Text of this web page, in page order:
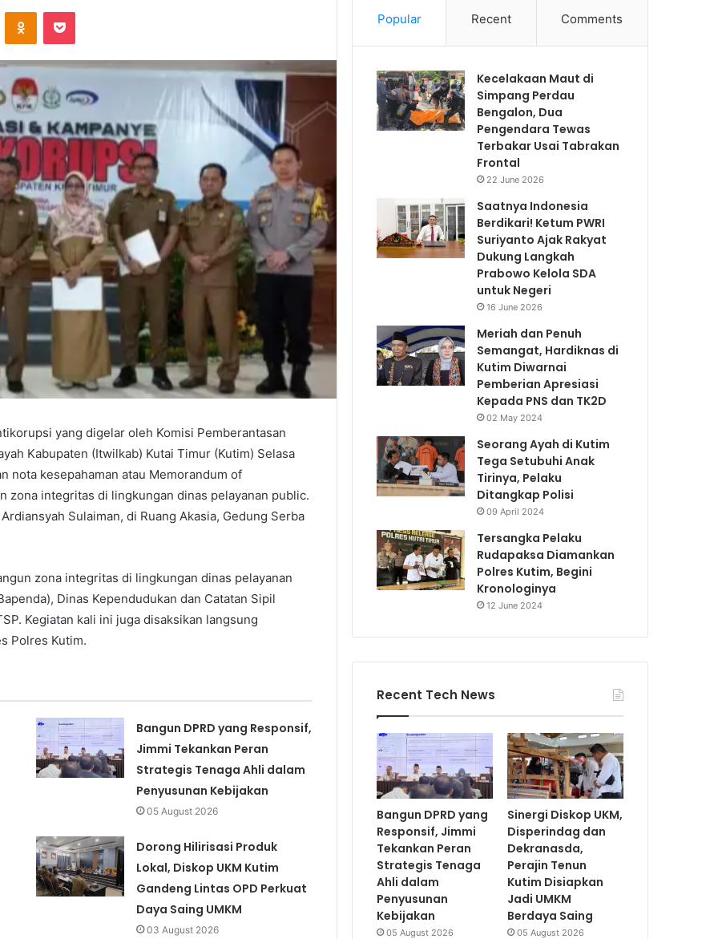
yang digelar oleh Komisi Pemberantasan
Kabupaten (Itwilkab) Kutai Timur (Kutim) Selasa
nota kesepahaman atau Memorandum of
zona integritas di lingkungan dinas pelayanan public.
Sulaiman, di Ruang Akasia, Gedung Serba
zona integritas di lingkungan dinas pelayanan
Dinas Kependudukan dan Catatan Sipil
Kegiatan kali ini juga disaksikan langsung
Polres Kutim.
Bangun DPRD yang Responsif,
Jimmi Tekankan Peran
Strategis Tenaga Ahli dalam
Penyusunan Kebijakan
05 August 2026
Dorong Hilirisasi Produk
Lokal, Diskop UKM Kutim
Gandeng Lintas OPD Perkuat
Daya Saing UMKM
03 August 2026
Popular Recent Comments
Kecelakaan Maut di
Simpang Perdau
Bengalon, Dua
Pengendara Tewas
Terbakar Usai Tabrakan
Frontal
22 June 2026
Saatnya Indonesia
Berdikari! Ketum PWRI
Suriyanto Ajak Rakyat
Dukung Langkah
Prabowo Kelola SDA
untuk Negeri
16 June 2026
Meriah dan Penuh
Semangat, Hardiknas di
Kutim Diwarnai
Pemberian Apresiasi
Kepada PNS dan TK2D
02 May 2024
Seorang Ayah di Kutim
Tega Setubuhi Anak
Tirinya, Pelaku
Ditangkap Polisi
09 April 2024
Tersangka Pelaku
Rudapaksa Diamankan
Polres Kutim, Begini
Kronologinya
12 June 2024
Recent Tech News
Bangun DPRD yang
Responsif, Jimmi
Tekankan Peran
Strategis Tenaga
Ahli dalam
Penyusunan
Kebijakan
05 August 2026
Sinergi Diskop UKM,
Disperindag dan
Dekranasda,
Perajin Tenun
Kutim Disiapkan
Jadi UMKM
Berdaya Saing
05 August 2026